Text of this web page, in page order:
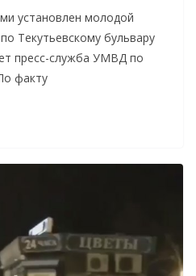
установлен молодой
Текутьевскому бульвару
пресс-служба УМВД по
факту